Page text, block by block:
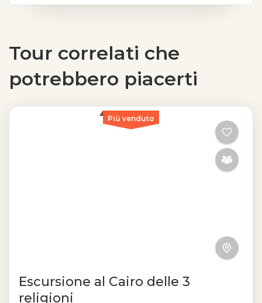
Tour correlati che
potrebbero piacerti
Più venduto
Escursione al Cairo delle 3
religioni